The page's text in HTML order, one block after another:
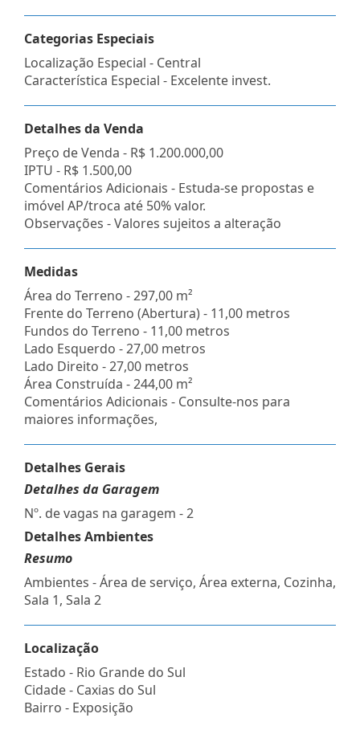
Categorias Especiais
Localização Especial - Central
Característica Especial - Excelente invest.
Detalhes da Venda
Preço de Venda - R$ 1.200.000,00
IPTU - R$ 1.500,00
Comentários Adicionais - Estuda-se propostas e
imóvel AP/troca até 50% valor.
Observações - Valores sujeitos a alteração
Medidas
Área do Terreno - 297,00 m²
Frente do Terreno (Abertura) - 11,00 metros
Fundos do Terreno - 11,00 metros
Lado Esquerdo - 27,00 metros
Lado Direito - 27,00 metros
Área Construída - 244,00 m²
Comentários Adicionais - Consulte-nos para
maiores informações,
Detalhes Gerais
Detalhes da Garagem
Nº. de vagas na garagem - 2
Detalhes Ambientes
Resumo
Ambientes - Área de serviço, Área externa, Cozinha,
Sala 1, Sala 2
Localização
Estado - Rio Grande do Sul
Cidade - Caxias do Sul
Bairro - Exposição